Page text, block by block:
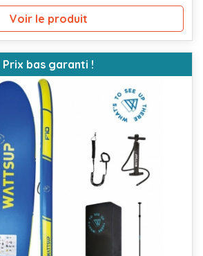
Voir le produit
Prix bas garanti !